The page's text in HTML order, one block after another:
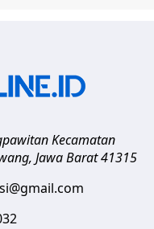
Kecamatan
, Jawa Barat 41315